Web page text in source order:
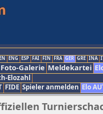
ENG ESP FAI FIN FRA GER GRE INA
Foto-Galerie Meldekartei
Elozahl
FIDE Spieler anmelden Elo